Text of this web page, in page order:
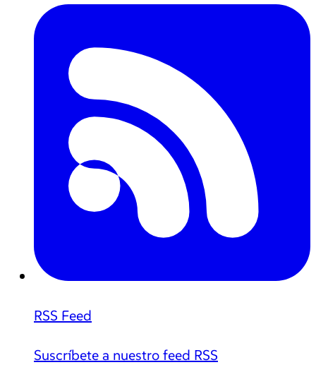
RSS Feed
Suscríbete a nuestro feed RSS